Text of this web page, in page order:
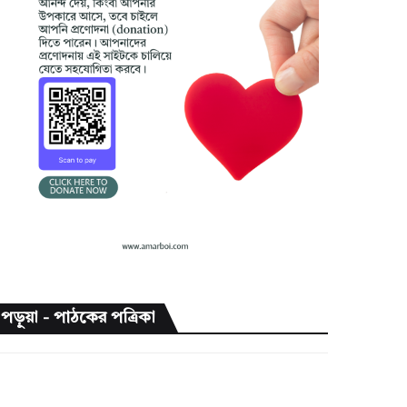
পড়ুয়া - পাঠকের পত্রিকা